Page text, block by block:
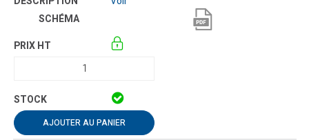
AJOUTER AU PANIER